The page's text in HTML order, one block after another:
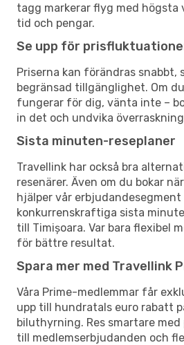
tagg markerar flyg med högsta
tid och pengar.
Se upp för
Priserna kan förändras snabbt,
begränsad tillgänglighet. Om
fungerar för dig, vänta inte –
in det och undvika
Sista minuten-reseplaner
Travellink har också bra
resenärer. Även om du bokar
hjälper vår
konkurrenskraftiga sista
till Timișoara. Var bara flexibel
för bättre resultat.
Spara mer med Travellink
Våra Prime-medlemmar får
upp till hundratals euro rabatt
biluthyrning. Res smartare
till medlemserbjudanden och